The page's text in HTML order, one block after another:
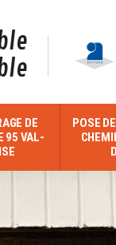
DE
95 VAL-
POSE